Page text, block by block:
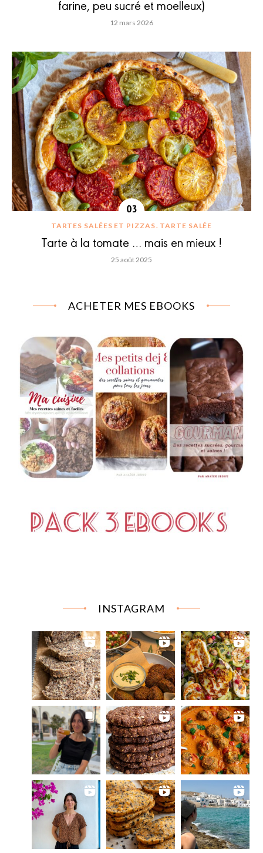
farine, peu sucré et moelleux)
12 mars 2026
TARTES SALÉES ET PIZZAS TARTE SALÉE
Tarte à la tomate … mais en mieux !
25 août 2025
ACHETER MES EBOOKS
INSTAGRAM